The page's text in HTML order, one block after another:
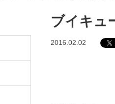
ブイキュ
2016.02.02